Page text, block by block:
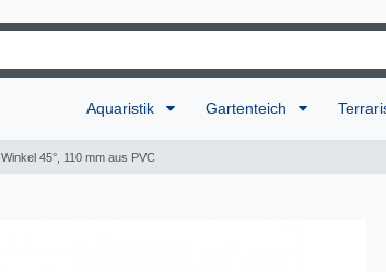
Aquaristik Gartenteich
Winkel 45°, 110 mm aus PVC